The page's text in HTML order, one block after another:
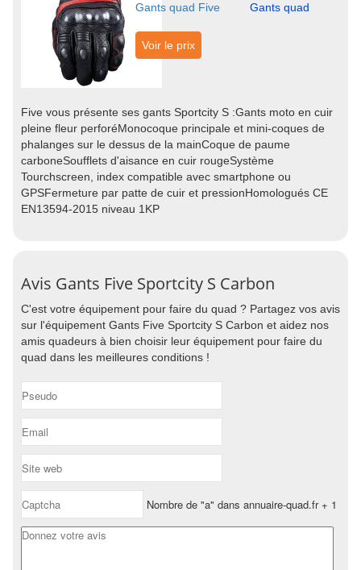
Gants quad Five
Gants quad
Voir le prix
Five vous présente ses gants Sportcity S :Gants moto en cuir
pleine fleur perforéMonocoque principale et mini-coques de
phalanges sur le dessus de la mainCoque de paume
carboneSoufflets d'aisance en cuir rougeSystème
Tourchscreen, index compatible avec smartphone ou
GPSFermeture par patte de cuir et pressionHomologués CE
EN13594-2015 niveau 1KP
Avis Gants Five Sportcity S Carbon
C'est votre équipement pour faire du quad ? Partagez vos avis
sur l'équipement Gants Five Sportcity S Carbon et aidez nos
amis quadeurs à bien choisir leur équipement pour faire du
quad dans les meilleures conditions !
Nombre de "a" dans annuaire-quad.fr + 1